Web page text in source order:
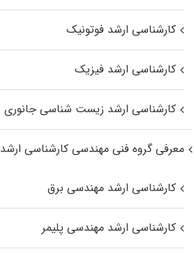
کارشناسی ارشد فوتونیک
کارشناسی ارشد فیزیک
کارشناسی ارشد زیست‌ شناسی جانوری
معرفی گروه فنی مهندسی کارشناسی ارشد
کارشناسی ارشد مهندسی برق
کارشناسی ارشد مهندسی پلیمر